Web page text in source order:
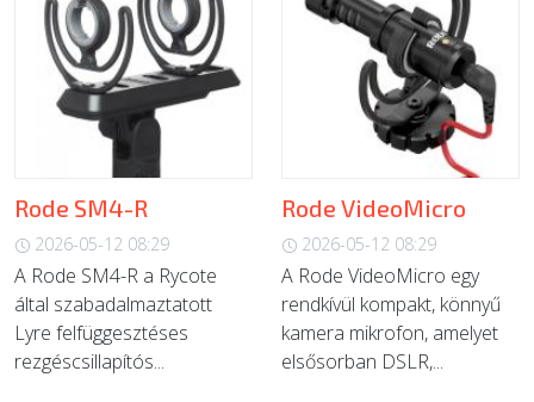
Rode SM4-R
2026-05-12 08:29
A Rode SM4-R a Rycote
által szabadalmaztatott
Lyre felfüggesztéses
rezgéscsillapítós...
Rode VideoMicro
2026-05-12 08:29
A Rode VideoMicro egy
rendkívül kompakt, könnyű
kamera mikrofon, amelyet
elsősorban DSLR,...